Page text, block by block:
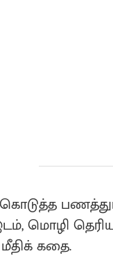
மொழி
கதை.